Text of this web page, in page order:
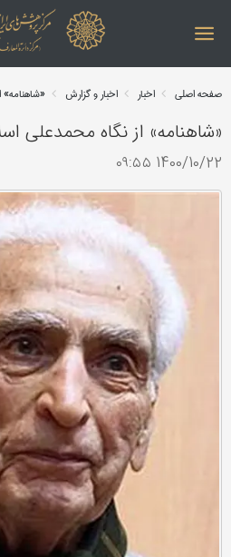
صفحه اصلی اخبار اخبار و گزارش
«شاهنامه» از نگاه محمدعلی
1400/10/22 ۰۹:۵۵